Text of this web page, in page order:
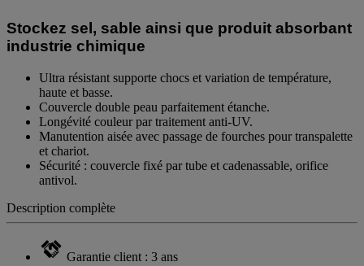
notation
Lien
sur
même
Stockez sel, sable ainsi que produit absorbant
industrie chimique
Ultra résistant supporte chocs et variation de température,
haute et basse.
Couvercle double peau parfaitement étanche.
Longévité couleur par traitement anti-UV.
Manutention aisée avec passage de fourches pour transpalette
et chariot.
Sécurité : couvercle fixé par tube et cadenassable, orifice
antivol.
Description complète
Garantie client : 3 ans